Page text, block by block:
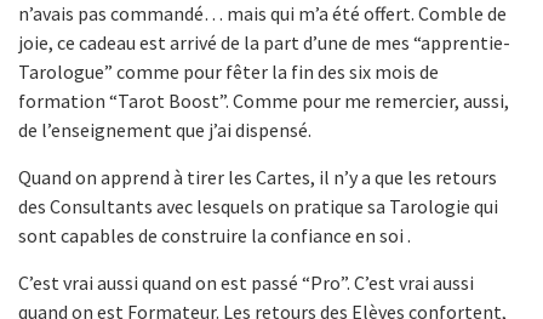
n’avais pas commandé… mais qui m’a été offert. Comble de
joie, ce cadeau est arrivé de la part d’une de mes “apprentie-
Tarologue” comme pour fêter la fin des six mois de
formation “Tarot Boost”. Comme pour me remercier, aussi,
de l’enseignement que j’ai dispensé.
Quand on apprend à tirer les Cartes, il n’y a que les retours
des Consultants avec lesquels on pratique sa Tarologie qui
sont capables de construire la confiance en soi .
C’est vrai aussi quand on est passé “Pro”. C’est vrai aussi
quand on est Formateur. Les retours des Elèves confortent,